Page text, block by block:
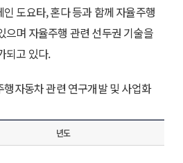
도요타, 혼다 등과 함께 자율주행
으며 자율주행 관련 선두권 기술을
되고 있다.
자동차 관련 연구개발 및 사업화
년도